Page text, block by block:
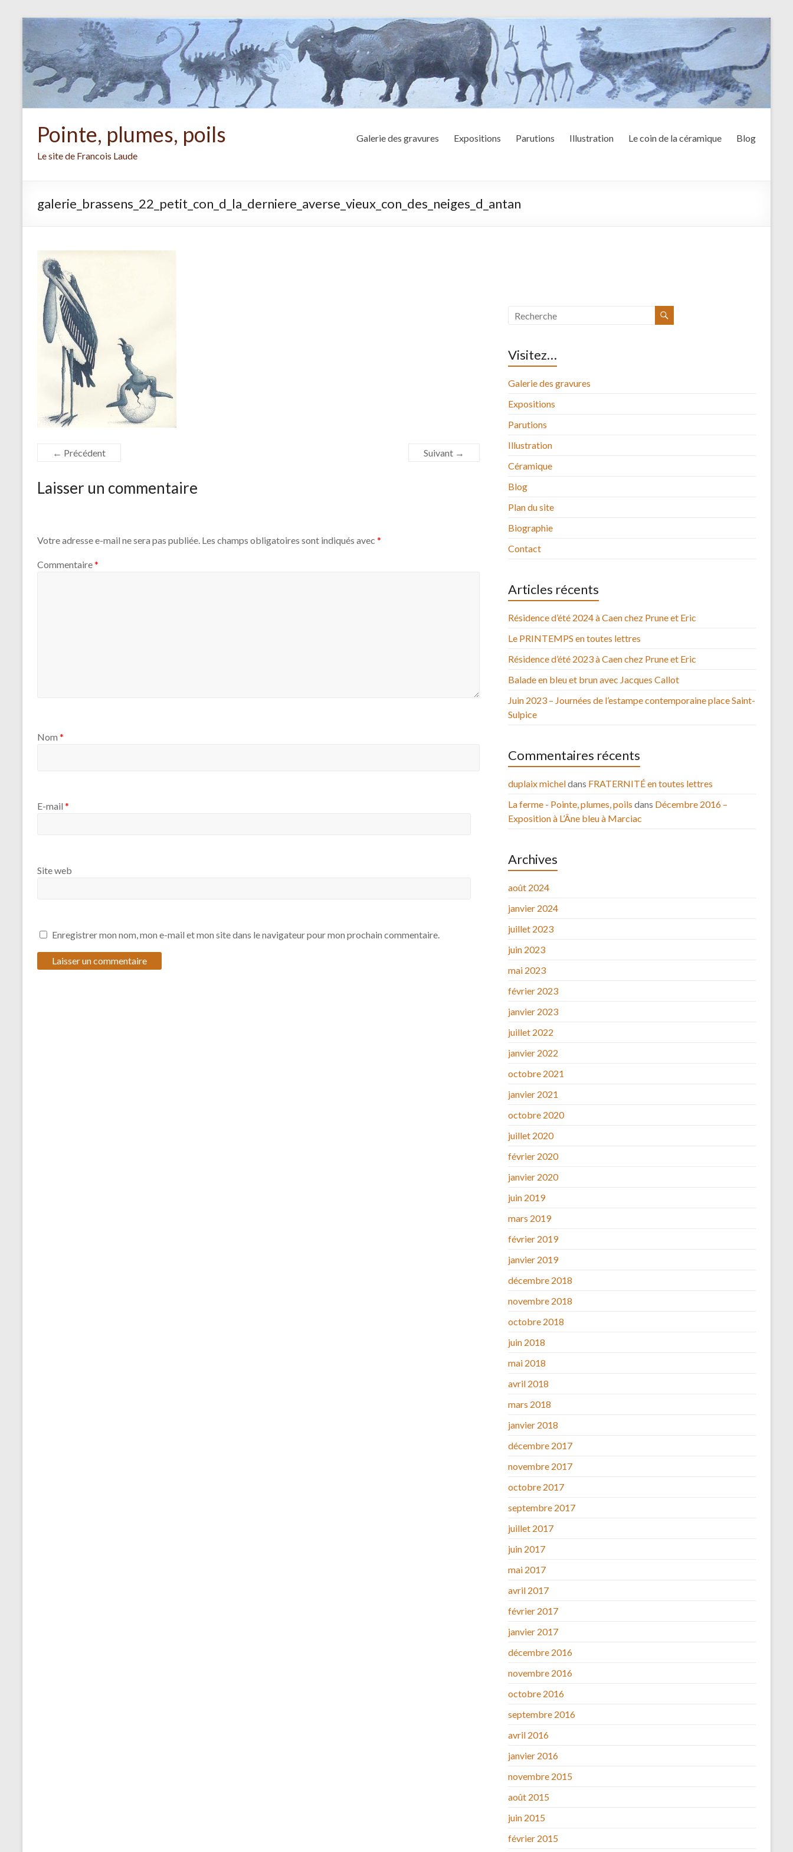
Aller
contenu
Pointe, plumes, poils
Le site de Francois Laude
Galerie des gravures Expositions Parutions Illustration Le coin de la céramique Blog
galerie_brassens_22_petit_con_d_la_derniere_averse_vieux_con_des_neiges_d_antan
← Précédent Suivant →
Laisser un commentaire
Votre adresse e-mail ne sera pas publiée. Les champs obligatoires sont indiqués avec *
Commentaire*
Nom *
E-mail *
Site web
Enregistrer mon nom, mon e-mail et mon site dans le navigateur pour mon prochain commentaire.
Visitez…
Galerie des gravures
Expositions
Parutions
Illustration
Céramique
Blog
Plan du site
Biographie
Contact
Articles récents
Résidence d’été 2024 à Caen chez Prune et Eric
Le PRINTEMPS en toutes lettres
Résidence d’été 2023 à Caen chez Prune et Eric
Balade en bleu et brun avec Jacques Callot
Juin 2023 – Journées de l’estampe contemporaine place Saint-
Sulpice
Commentaires récents
duplaix micheldans FRATERNITÉ en toutes lettres
La ferme - Pointe, plumes, poils dans Décembre 2016 –
Exposition à L’Âne bleu à Marciac
Archives
août 2024
janvier 2024
juillet 2023
juin 2023
mai 2023
février 2023
janvier 2023
juillet 2022
janvier 2022
octobre 2021
janvier 2021
octobre 2020
juillet 2020
février 2020
janvier 2020
juin 2019
mars 2019
février 2019
janvier 2019
décembre 2018
novembre 2018
octobre 2018
juin 2018
mai 2018
avril 2018
mars 2018
janvier 2018
décembre 2017
novembre 2017
octobre 2017
septembre 2017
juillet 2017
juin 2017
mai 2017
avril 2017
février 2017
janvier 2017
décembre 2016
novembre 2016
octobre 2016
septembre 2016
avril 2016
janvier 2016
novembre 2015
août 2015
juin 2015
février 2015